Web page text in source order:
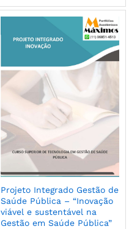
Projeto Integrado Gestão de
Saúde Pública – “Inovação
viável e sustentável na
Gestão em Saúde Pública”